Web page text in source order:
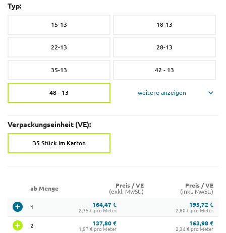
Typ:
15-13 18-13
22-13 28-13
35-13 42 - 13
48 - 13 weitere anzeigen
Verpackungseinheit (VE):
35 Stück im Karton
ab Menge
Preis / VE
(exkl. MwSt.)
Preis / VE
(inkl. MwSt.)
1 164,47 €
2,35 € pro Meter
195,72 €
2,80 € pro Meter
2 137,80 €
1,97 € pro Meter
163,98 €
2,34 € pro Meter